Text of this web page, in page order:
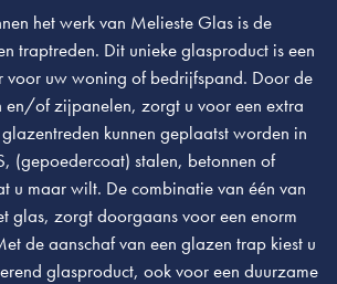
het werk van Melieste Glas is de
traptreden. Dit unieke glasproduct is een
voor uw woning of bedrijfspand. Door de
en/of zijpanelen, zorgt u voor een extra
kunnen geplaatst worden in
(gepoedercoat) stalen, betonnen of
u maar wilt. De combinatie van één van
glas, zorgt doorgaans voor een enorm
de aanschaf van een glazen trap kiest u
glasproduct, ook voor een duurzame